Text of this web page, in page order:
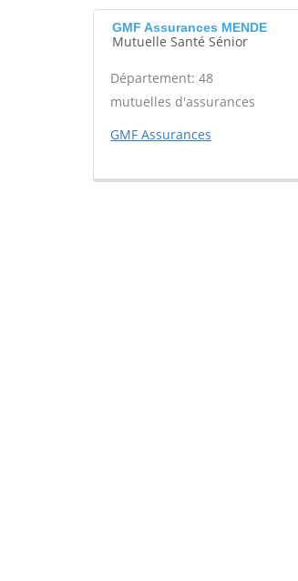
GMF Assurances MENDE
Mutuelle Santé Sénior
Département: 48
mutuelles d'assurances
GMF Assurances